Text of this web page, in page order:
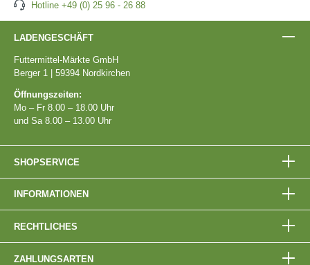
Hotline +49 (0) 25 96 - 26 88
LADENGESCHÄFT
Futtermittel-Märkte GmbH
Berger 1 | 59394 Nordkirchen
Öffnungszeiten:
Mo – Fr 8.00 – 18.00 Uhr
und Sa 8.00 – 13.00 Uhr
SHOPSERVICE
INFORMATIONEN
RECHTLICHES
ZAHLUNGSARTEN